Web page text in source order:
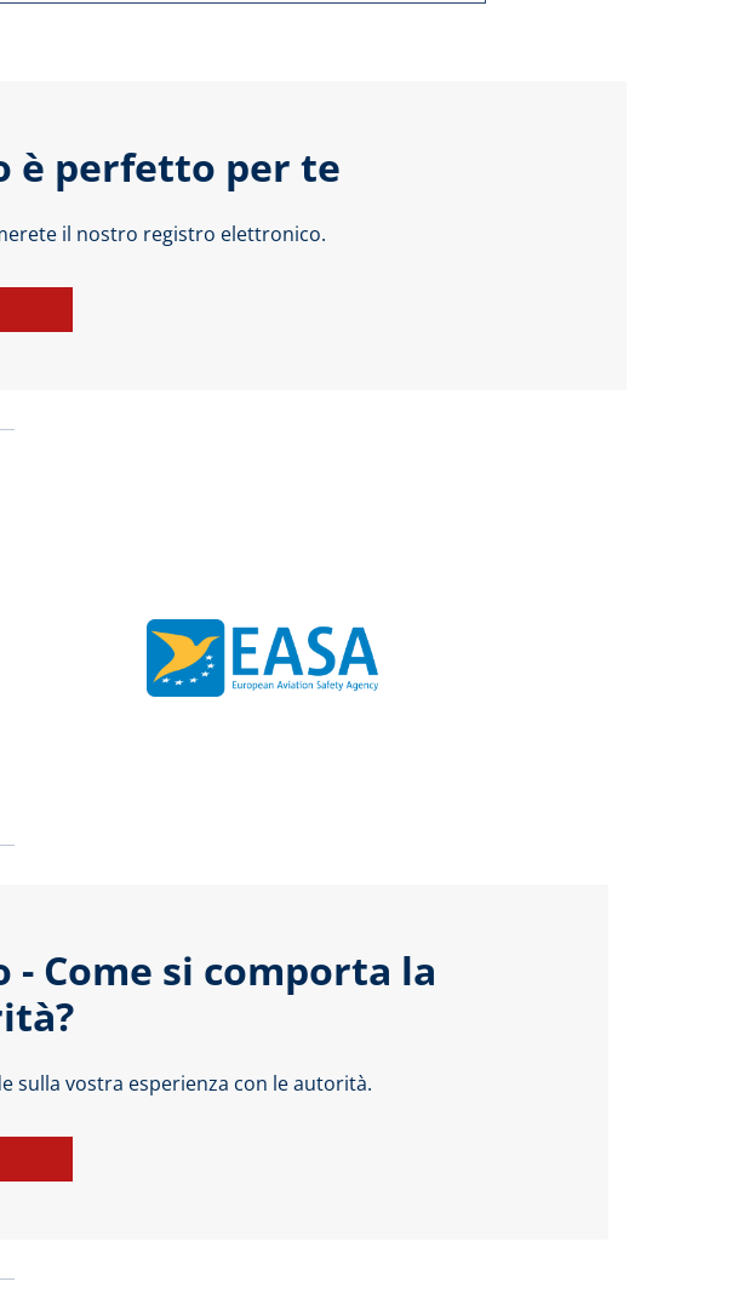
è perfetto per te
il nostro registro elettronico.
Come si comporta la
sulla vostra esperienza con le autorità.